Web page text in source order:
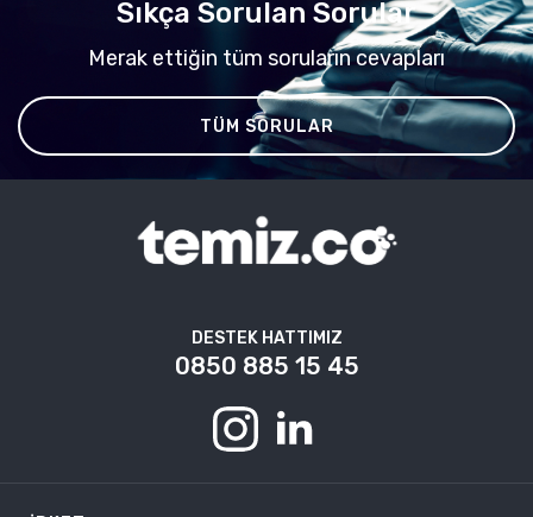
Sıkça Sorulan Sorular
Merak ettiğin tüm soruların cevapları
TÜM SORULAR
DESTEK HATTIMIZ
0850 885 15 45